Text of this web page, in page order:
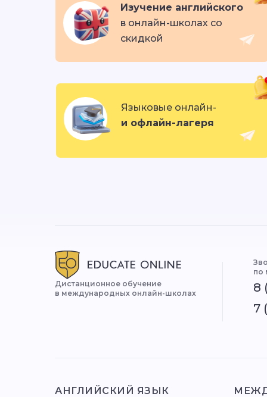
Изучение английского
в онлайн-школах со
скидкой
Языковые онлайн-
и офлайн-лагеря
по
8
7
Дистанционное обучение
в международных онлайн-школах
АНГЛИЙСКИЙ ЯЗЫК